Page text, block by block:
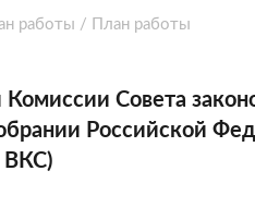
работы / План работы
Комиссии Совета
Российской
ВКС)